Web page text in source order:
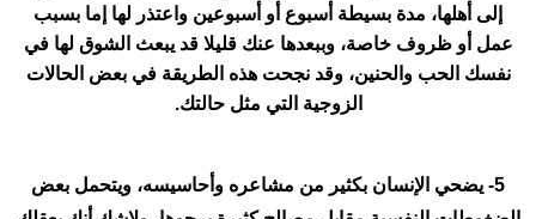
إلى أهلها، مدة بسيطة أسبوع أو أسبوعين واعتذر لها إما بسبب
عمل أو ظروف خاصة، وببعدها عنك قليلا قد يبعث الشوق لها في
نفسك الحب والحنين، وقد نجحت هذه الطريقة في بعض الحالات
الزوجية التي مثل حالتك.
5- يضحي الإنسان بكثير من مشاعره وأحاسيسه، ويتحمل بعض